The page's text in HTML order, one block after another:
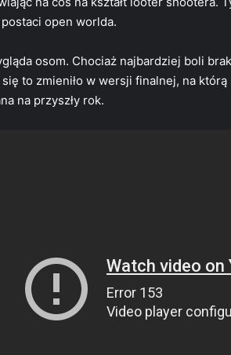
open worlda.
osom. Chociaż najbardziej boli
to zmieniło w wersji finalnej, na
na przyszły rok.